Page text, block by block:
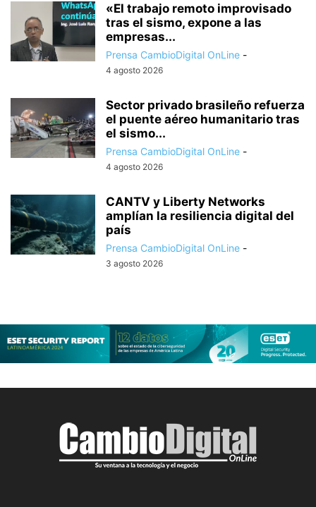
«El trabajo remoto improvisado
tras el sismo, expone a las
empresas...
Prensa CambioDigital OnLine -
4 agosto 2026
Sector privado brasileño refuerza
el puente aéreo humanitario tras
el sismo...
Prensa CambioDigital OnLine -
4 agosto 2026
CANTV y Liberty Networks
amplían la resiliencia digital del
país
Prensa CambioDigital OnLine -
3 agosto 2026